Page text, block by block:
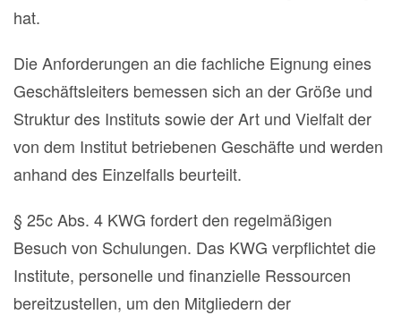
hat.
Die Anforderungen an die fachliche Eignung eines
Geschäftsleiters bemessen sich an der Größe und
Struktur des Instituts sowie der Art und Vielfalt der
von dem Institut betriebenen Geschäfte und werden
anhand des Einzelfalls beurteilt.
§ 25c Abs. 4 KWG fordert den regelmäßigen
Besuch von Schulungen. Das KWG verpflichtet die
Institute, personelle und finanzielle Ressourcen
bereitzustellen, um den Mitgliedern der